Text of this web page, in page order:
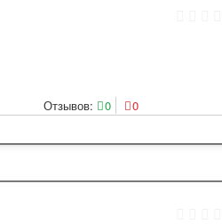
Отзывов: 0 0